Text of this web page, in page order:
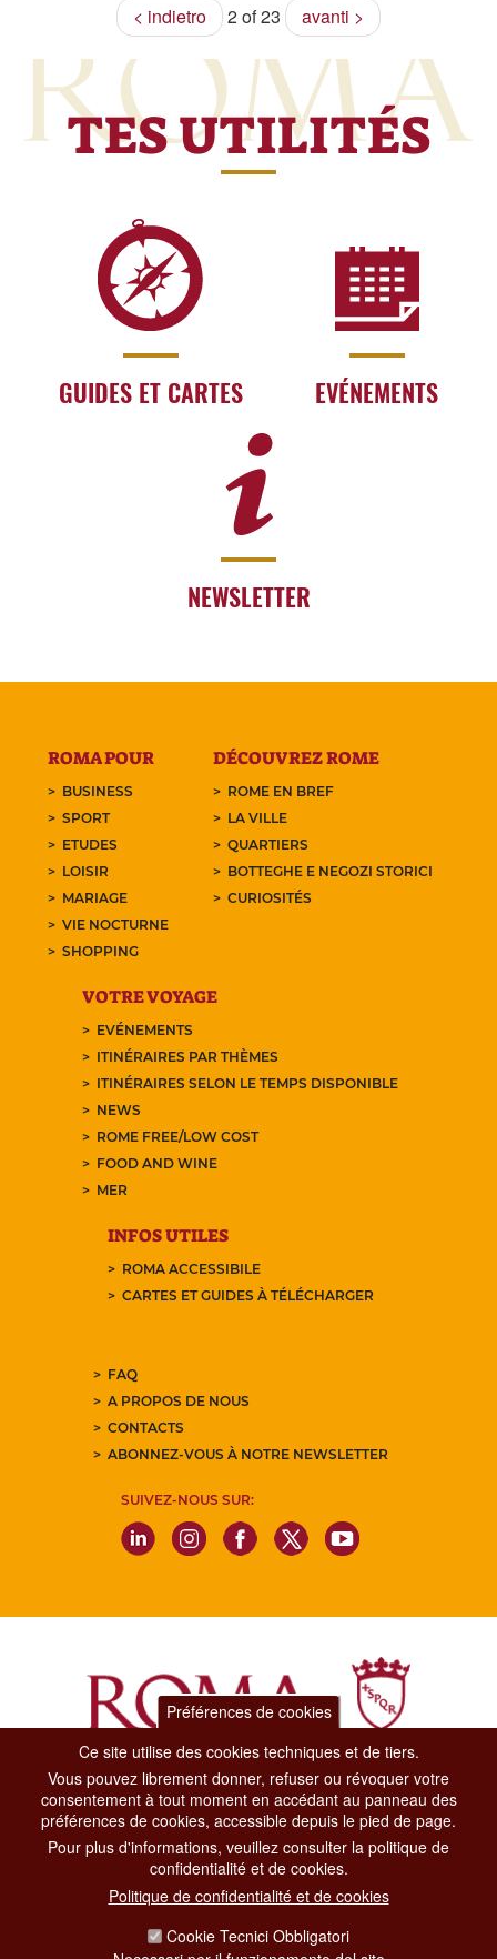
< indietro 2 of 23 avanti >
TES UTILITÉS
GUIDES ET CARTES EVÉNEMENTS
NEWSLETTER
ROMA POUR
BUSINESS
SPORT
ETUDES
LOISIR
MARIAGE
VIE NOCTURNE
SHOPPING
DÉCOUVREZ ROME
ROME EN BREF
LA VILLE
QUARTIERS
BOTTEGHE E NEGOZI STORICI
CURIOSITÉS
VOTRE VOYAGE
EVÉNEMENTS
ITINÉRAIRES PAR THÈMES
ITINÉRAIRES SELON LE TEMPS DISPONIBLE
NEWS
ROME FREE/LOW COST
FOOD AND WINE
MER
INFOS UTILES
ROMA ACCESSIBILE
CARTES ET GUIDES À TÉLÉCHARGER
FAQ
A PROPOS DE NOUS
CONTACTS
ABONNEZ-VOUS À NOTRE NEWSLETTER
SUIVEZ-NOUS SUR:
Dipartimento Grandi Eventi, Sport, Turismo e Moda.
Via di San Basilio, 51
00187 Roma
CONTACT CENTER TEL. 06 06 08
CONTATTA LA REDAZIONE
Préférences de cookies
Ce site utilise des cookies techniques et de tiers.
Vous pouvez librement donner, refuser ou révoquer votre
consentement à tout moment en accédant au panneau des
préférences de cookies, accessible depuis le pied de page.
Pour plus d'informations, veuillez consulter la politique de
confidentialité et de cookies.
Politique de confidentialité et de cookies
Cookie Tecnici Obbligatori